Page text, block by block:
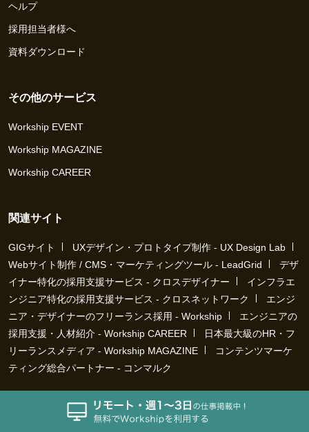
ヘルプ
採用担当者様へ
資料ダウンロード
その他のサービス
Workship EVENT
Workship MAGAZINE
Workship CAREER
関連サイト
GIGサイト
UXデザイン・プロトタイプ制作 - UX Design Lab
Webサイト制作 / CMS・マーケティングツール - LeadGrid
デザ
イナー特化の採用支援サービス - クロスデザイナー
インフラエ
ンジニア特化の採用支援サービス - クロスネットワーク
エンジ
ニア・デザイナーのフリーランス採用 - Workship
エンジニアの
採用支援・人材紹介 - Workship CAREER
日本最大級のHR・フ
リーランスメディア - Workship MAGAZINE
コンテンツマーケ
ティング総合パートナー - コンマルク
Workship（ワークシップ）は、デザイナー、エンジニア、マーケタ